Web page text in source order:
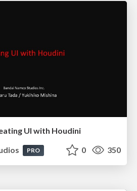
UI with Houdini
PRO 0 350